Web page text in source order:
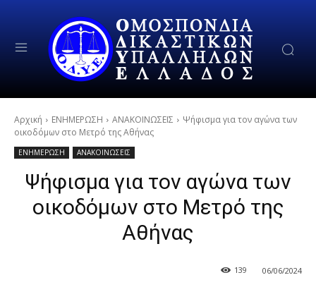
Αρχική ΕΝΗΜΕΡΩΣΗ ΑΝΑΚΟΙΝΩΣΕΙΣ
Ψήφισμα για τον αγώνα των
οικοδόμων στο Μετρό της Αθήνας
ΕΝΗΜΕΡΩΣΗ ΑΝΑΚΟΙΝΩΣΕΙΣ
Ψήφισμα για τον αγώνα των
οικοδόμων στο Μετρό της
Αθήνας
139 06/06/2024